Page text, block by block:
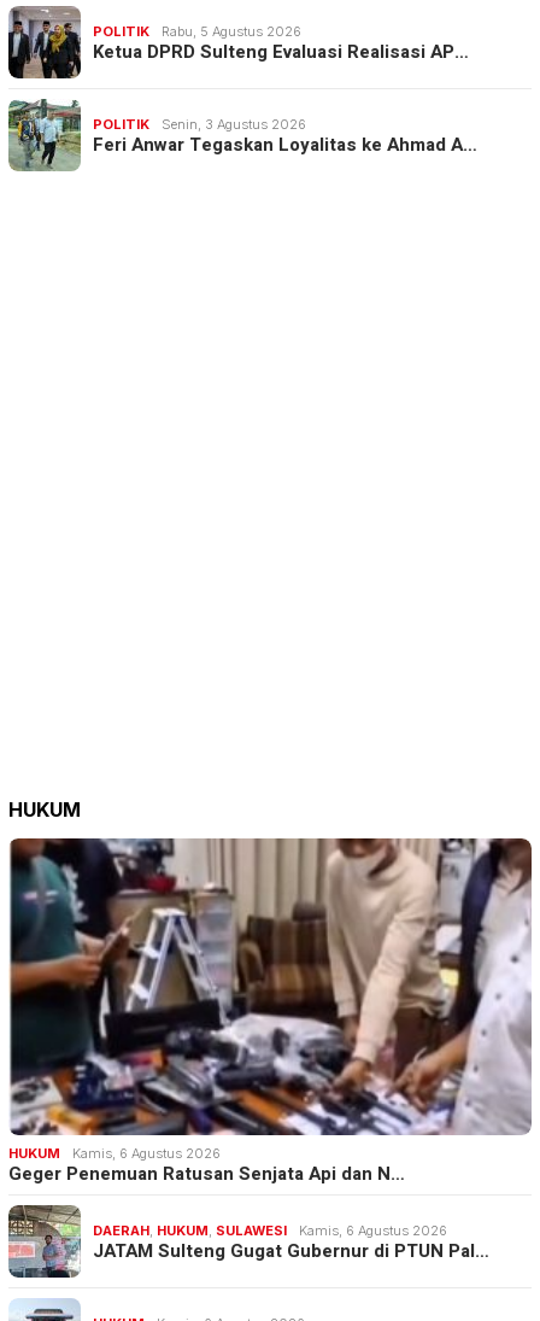
POLITIK Rabu, 5 Agustus 2026
Ketua DPRD Sulteng Evaluasi Realisasi AP…
POLITIK Senin, 3 Agustus 2026
Feri Anwar Tegaskan Loyalitas ke Ahmad A…
HUKUM
HUKUM Kamis, 6 Agustus 2026
Geger Penemuan Ratusan Senjata Api dan N…
DAERAH HUKUM SULAWESI Kamis, 6 Agustus 2026
JATAM Sulteng Gugat Gubernur di PTUN Pal…